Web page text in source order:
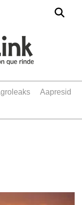
Agroleaks
aapresid